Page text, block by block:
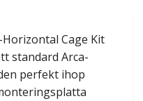
Cage Kit
standard Arca-
perfekt ihop